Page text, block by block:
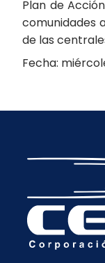
Plan de
comunidades
de las
Fecha: